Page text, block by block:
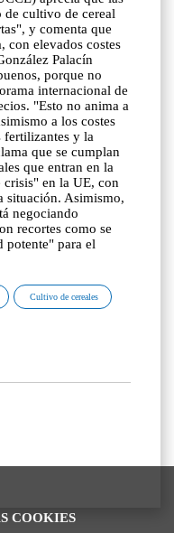
COOKIES
de cultivo de cereal
y comenta que
con elevados costes
Palacín
porque no
internacional de
"Esto no anima a
a los costes
fertilizantes y la
que se cumplan
que entran en la
en la UE, con
situación. Asimismo,
negociando
recortes como se
potente" para el
Cultivo de cereales